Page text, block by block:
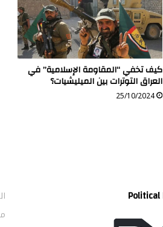
كيف تخفي “المقاومة الإسلامية” في
العراق التوترات بين الميليشيات؟
25/10/2024